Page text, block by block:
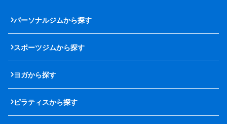
パーソナルジムから探す
スポーツジムから探す
ヨガから探す
ピラティスから探す